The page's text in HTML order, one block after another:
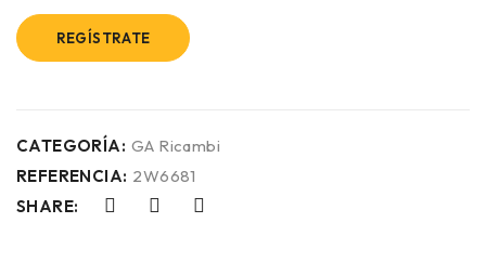
REGÍSTRATE
CATEGORÍA: GA Ricambi
REFERENCIA: 2W6681
SHARE: